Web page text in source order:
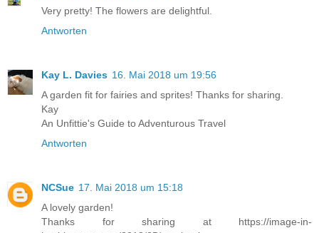
Very pretty! The flowers are delightful.
Antworten
Kay L. Davies 16. Mai 2018 um 19:56
A garden fit for fairies and sprites! Thanks for sharing.
Kay
An Unfittie's Guide to Adventurous Travel
Antworten
NCSue 17. Mai 2018 um 15:18
A lovely garden!
Thanks for sharing at https://image-in-